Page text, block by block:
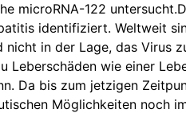
microRNA-122
identifiziert. Weltweit
in der Lage, das Virus
Leberschäden wie einer
Da bis zum jetzigen
Möglichkeiten noch